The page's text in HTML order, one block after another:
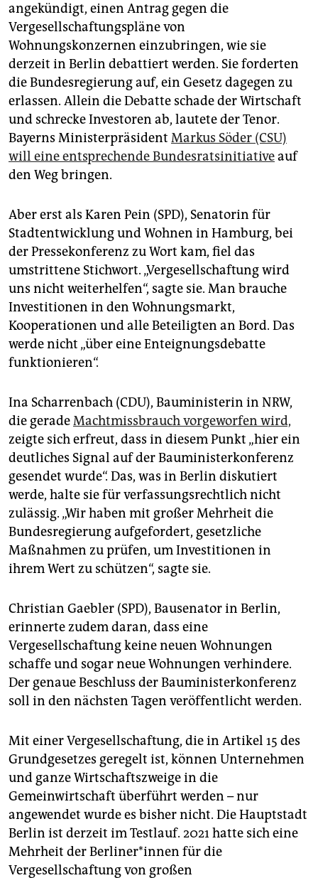
angekündigt, einen Antrag gegen die
Vergesellschaftungspläne von
Wohnungskonzernen einzubringen, wie sie
derzeit in Berlin debattiert werden. Sie forderten
die Bundesregierung auf, ein Gesetz dagegen zu
erlassen. Allein die Debatte schade der Wirtschaft
und schrecke Investoren ab, lautete der Tenor.
Bayerns Ministerpräsident Markus Söder (CSU)
will eine entsprechende Bundesratsinitiativeauf
den Weg bringen.
Aber erst als Karen Pein (SPD), Senatorin für
Stadtentwicklung und Wohnen in Hamburg, bei
der Pressekonferenz zu Wort kam, fiel das
umstrittene Stichwort. „Vergesellschaftung wird
uns nicht weiterhelfen“, sagte sie. Man brauche
Investitionen in den Wohnungsmarkt,
Kooperationen und alle Beteiligten an Bord. Das
werde nicht „über eine Enteignungsdebatte
funktionieren“.
Ina Scharrenbach (CDU), Bauministerin in NRW,
die geradeMachtmissbrauch vorgeworfen wird,
zeigte sich erfreut, dass in diesem Punkt „hier ein
deutliches Signal auf der Bauministerkonferenz
gesendet wurde“. Das, was in Berlin diskutiert
werde, halte sie für verfassungsrechtlich nicht
zulässig. „Wir haben mit großer Mehrheit die
Bundesregierung aufgefordert, gesetzliche
Maßnahmen zu prüfen, um Investitionen in
ihrem Wert zu schützen“, sagte sie.
Christian Gaebler (SPD), Bausenator in Berlin,
erinnerte zudem daran, dass eine
Vergesellschaftung keine neuen Wohnungen
schaffe und sogar neue Wohnungen verhindere.
Der genaue Beschluss der Bauministerkonferenz
soll in den nächsten Tagen veröffentlicht werden.
Mit einer Vergesellschaftung, die in Artikel 15 des
Grundgesetzes geregelt ist, können Unternehmen
und ganze Wirtschaftszweige in die
Gemeinwirtschaft überführt werden – nur
angewendet wurde es bisher nicht. Die Hauptstadt
Berlin ist derzeit im Testlauf. 2021 hatte sich eine
Mehrheit der Ber­li­ne­r*in­nen für die
Vergesellschaftung von großen